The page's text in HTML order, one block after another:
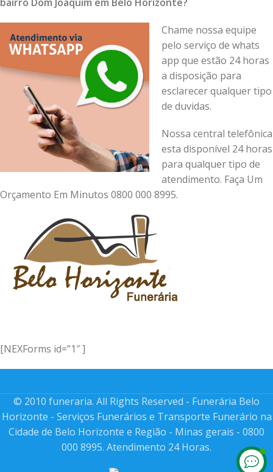
Chame nossa equipe
pelo serviço de whats
app que estão 24 horas
a disposição para
esclarecer qualquer tipo
de duvidas.
Nossa central telefônica
esta disponível 24 horas
para qualquer tipo de
atendimento. Faça Um
Orçamento Em Minutos 0800 000 8995.
[NEXForms id=”1″ ]
© 2010 funeraria. All Rights Reserved - Funerária Belo
Horizonte - Serviços Funerários e Transporte Funerário na
Cidade de Belo Horizonte e Região - Minas gerais - 0800
000 8995. Atendimento 24 Horas.